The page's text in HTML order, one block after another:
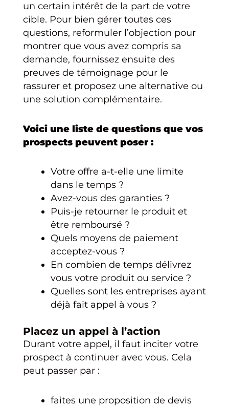
un certain intérêt de la part de votre
cible. Pour bien gérer toutes ces
questions, reformuler l’objection pour
montrer que vous avez compris sa
demande, fournissez ensuite des
preuves de témoignage pour le
rassurer et proposez une alternative ou
une solution complémentaire.
Voici une liste de questions que vos
prospects peuvent poser :
Votre offre a-t-elle une limite
dans le temps ?
Avez-vous des garanties ?
Puis-je retourner le produit et
être remboursé ?
Quels moyens de paiement
acceptez-vous ?
En combien de temps délivrez
vous votre produit ou service ?
Quelles sont les entreprises ayant
déjà fait appel à vous ?
Placez un appel à l’action
Durant votre appel, il faut inciter votre
prospect à continuer avec vous. Cela
peut passer par :
faites une proposition de devis